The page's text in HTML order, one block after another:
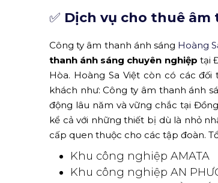
Hình
✅ Dịch vụ cho thuê
Công ty âm thanh ánh sángHoàng